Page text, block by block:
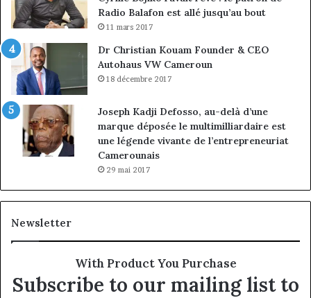
Radio Balafon est allé jusqu’au bout
11 mars 2017
Dr Christian Kouam Founder & CEO
Autohaus VW Cameroun
18 décembre 2017
Joseph Kadji Defosso, au-delà d’une
marque déposée le multimilliardaire est
une légende vivante de l’entrepreneuriat
Camerounais
29 mai 2017
Newsletter
With Product You Purchase
Subscribe to our mailing list to